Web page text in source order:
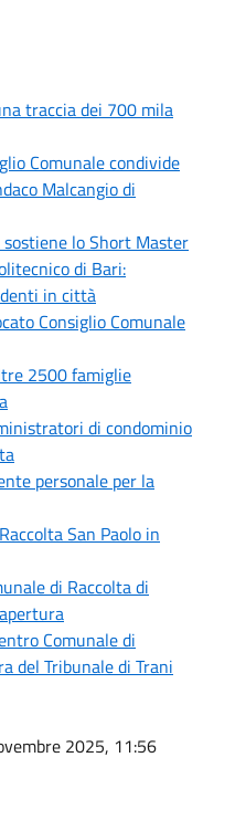
traccia dei 700 mila
Comunale condivide
Malcangio di
sostiene lo Short Master
di Bari:
in città
Consiglio Comunale
2500 famiglie
di condominio
personale per la
San Paolo in
di Raccolta di
Comunale di
del Tribunale di Trani
2025, 11:56